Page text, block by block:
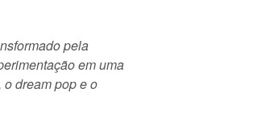
pela
em uma
dream pop e o